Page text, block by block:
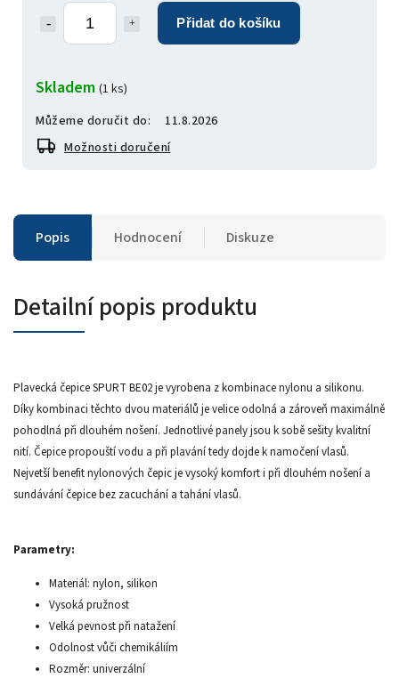
Přidat do košíku
Skladem (1 ks)
Můžeme doručit do:
11.8.2026
Možnosti doručení
Popis Hodnocení Diskuze
Detailní popis produktu
Plavecká čepice SPURT BE02 je vyrobena z kombinace nylonu a silikonu.
Díky kombinaci těchto dvou materiálů je velice odolná a zároveň maximálně
pohodlná při dlouhém nošení. Jednotlivé panely jsou k sobě sešity kvalitní
nití. Čepice propouští vodu a při plavání tedy dojde k namočení vlasů.
Nejvetší benefit nylonových čepic je vysoký komfort i při dlouhém nošení a
sundávání čepice bez zacuchání a tahání vlasů.
Parametry:
Materiál: nylon, silikon
Vysoká pružnost
Velká pevnost při natažení
Odolnost vůči chemikáliím
Rozměr: univerzální